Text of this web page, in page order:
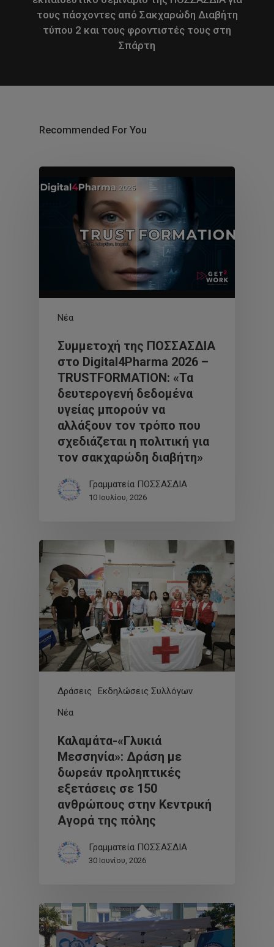
τους πάσχοντες από Σακχαρώδη Διαβήτη
τύπου 2 και τους φροντιστές τους στη
Σπάρτη
Recommended For You
Νέα
Συμμετοχή της ΠΟΣΣΑΣΔΙΑ
στο Digital4Pharma 2026 –
TRUSTFORMATION: «Τα
δευτερογενή δεδομένα
υγείας μπορούν να
αλλάξουν τον τρόπο που
σχεδιάζεται η πολιτική για
τον σακχαρώδη διαβήτη»
Γραμματεία ΠΟΣΣΑΣΔΙΑ
10 Ιουλίου, 2026
Δράσεις
Εκδηλώσεις Συλλόγων
Νέα
Καλαμάτα-«Γλυκιά
Μεσσηνία»: Δράση με
δωρεάν προληπτικές
εξετάσεις σε 150
ανθρώπους στην Κεντρική
Αγορά της πόλης
Γραμματεία ΠΟΣΣΑΣΔΙΑ
30 Ιουνίου, 2026